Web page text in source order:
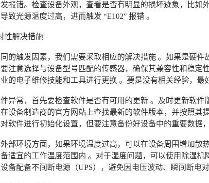
发报错。检查设备外观，查看是否有明显的损坏迹象，比
致光源温度过高，进而触发 “E102” 报错 。
性解决措施
的触发因素，我们需要采取相应的解决措施 。如果是硬
注意选择与设备型号匹配的传感器，确保其兼容性和稳定
的电子维修技能和工具进行更换 。要是没有相关经验，最
异常，首先要检查软件是否有可用的更新 。及时更新软
设备制造商的官方网站上查找最新的软件版本，并按照
软件进行初始化设置，但要注意备份好设备中的重要数据
部环境方面，如果环境温度过高，可以在设备周围增加
适宜的工作温度范围内 。对于湿度问题，可以使用除湿机
备配备不间断电源（UPS），避免因电压波动、瞬间断电对